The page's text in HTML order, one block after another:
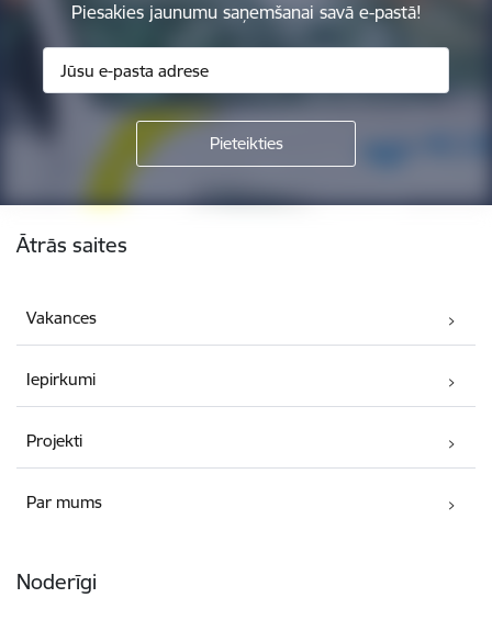
Piesakies jaunumu saņemšanai savā e-pastā!
Ātrās saites
Vakances
Iepirkumi
Projekti
Par mums
Noderīgi